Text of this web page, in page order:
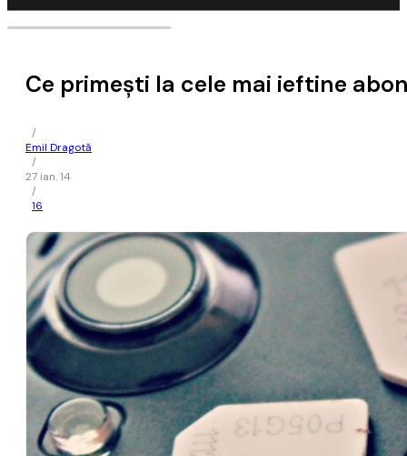
Ce primești la cele mai ieftine
/
Emil Dragotă
/
27 ian. 14
/
16